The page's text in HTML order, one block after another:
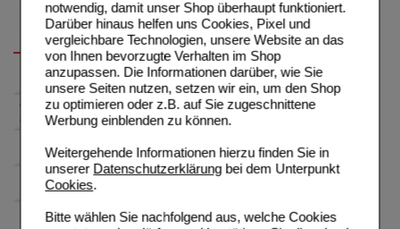
notwendig, damit unser Shop überhaupt funktioniert.
Darüber hinaus helfen uns Cookies, Pixel und
vergleichbare Technologien, unsere Website an das
von Ihnen bevorzugte Verhalten im Shop
anzupassen. Die Informationen darüber, wie Sie
unsere Seiten nutzen, setzen wir ein, um den Shop
zu optimieren oder z.B. auf Sie zugeschnittene
Werbung einblenden zu können.
Weitergehende Informationen hierzu finden Sie in
unserer Datenschutzerklärungbei dem Unterpunkt
Cookies.
Bitte wählen Sie nachfolgend aus, welche Cookies